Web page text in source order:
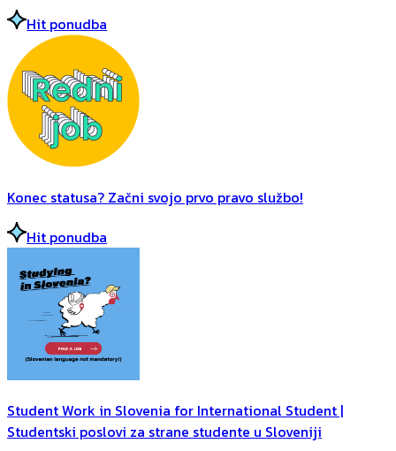
Hit ponudba
Konec statusa? Začni svojo prvo pravo službo!
Hit ponudba
Student Work in Slovenia for International Student |
Studentski poslovi za strane studente u Sloveniji